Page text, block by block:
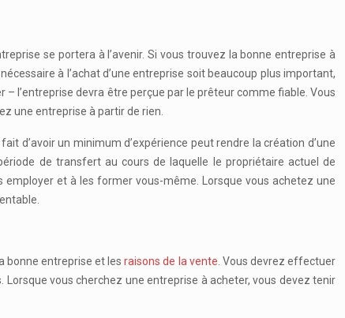
se portera à l’avenir. Si vous trouvez la bonne entreprise à
à l’achat d’une entreprise soit beaucoup plus important,
– l’entreprise devra être perçue par le prêteur comme fiable. Vous
une entreprise à partir de rien.
d’avoir un minimum d’expérience peut rendre la création d’une
de transfert au cours de laquelle le propriétaire actuel de
et à les former vous-même. Lorsque vous achetez une
bonne entreprise et les raisons de la vente . Vous devrez effectuer
vous cherchez une entreprise à acheter, vous devez tenir